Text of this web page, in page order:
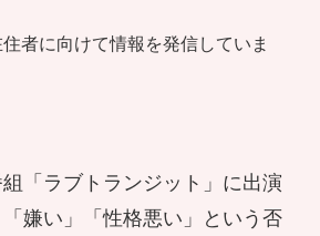
者に向けて情報を発信していま
「ラブトランジット」に出演
嫌い」「性格悪い」という否